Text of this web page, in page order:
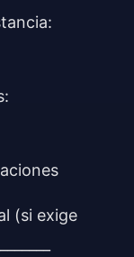
(si exige